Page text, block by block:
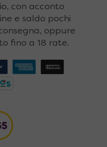
con acconto
e saldo pochi
oppure
fino a 18 rate.